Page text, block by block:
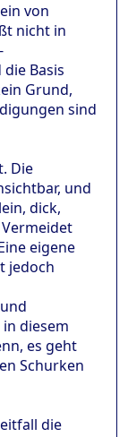
von
nicht in
Basis
Grund,
sind
Die
und
dick,
eigene
jedoch
diesem
es geht
Schurken
die